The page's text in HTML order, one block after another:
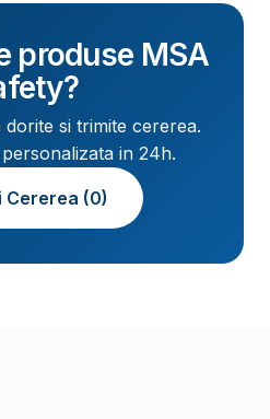
produse MSA
?
si trimite cererea.
in 24h.
Cererea (0)